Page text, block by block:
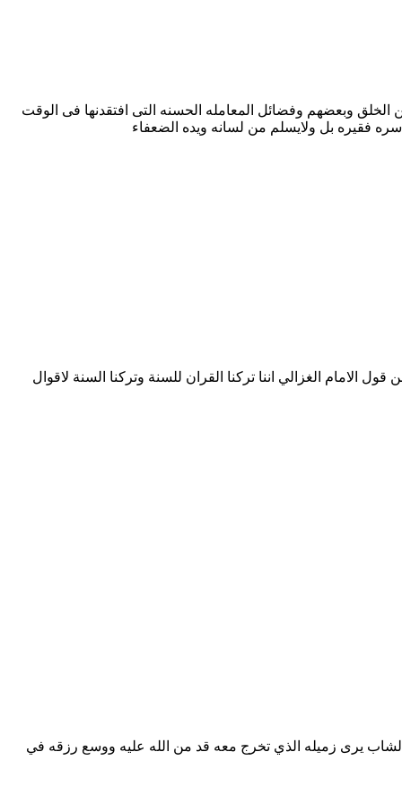
وبعضهم وفضائل المعامله الحسنه التى افتقدنها فى الوقت
فقيره بل ولايسلم من لسانه ويده الضعفاء
الامام الغزالي اننا تركنا القران للسنة وتركنا السنة لاقوال
الشاب يرى زميله الذي تخرج معه قد من الله عليه ووسع رزقه في